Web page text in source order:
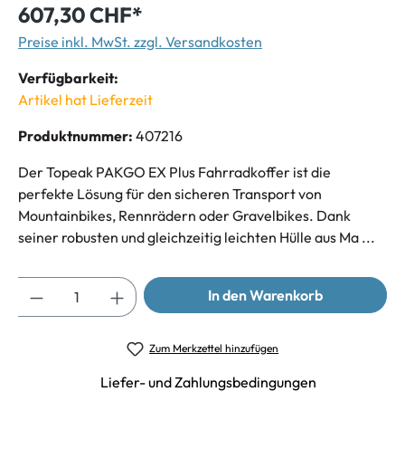
607,30 CHF*
Preise inkl. MwSt. zzgl. Versandkosten
Verfügbarkeit:
Artikel hat Lieferzeit
Produktnummer: 407216
Der Topeak PAKGO EX Plus Fahrradkoffer ist die
perfekte Lösung für den sicheren Transport von
Mountainbikes, Rennrädern oder Gravelbikes. Dank
seiner robusten und gleichzeitig leichten Hülle aus Ma ...
In den Warenkorb
Zum Merkzettel hinzufügen
Liefer- und Zahlungsbedingungen